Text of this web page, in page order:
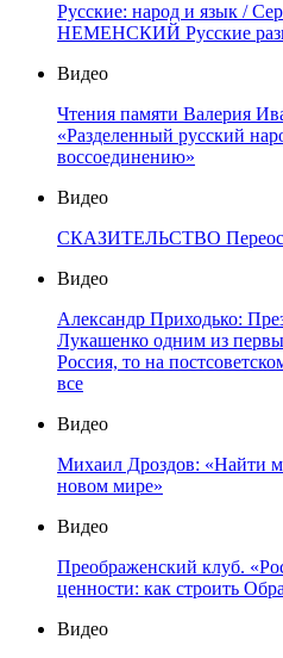
Русские: народ и язык /
НЕМЕНСКИЙ Русские
Видео
Чтения памяти Валерия
«Разделенный русский
воссоединению»
Видео
СКАЗИТЕЛЬСТВО
Видео
Александр Приходько:
Лукашенко одним из
Россия, то на
все
Видео
Михаил Дроздов: «Найти
новом мире»
Видео
Преображенский клуб.
ценности: как строить
Видео